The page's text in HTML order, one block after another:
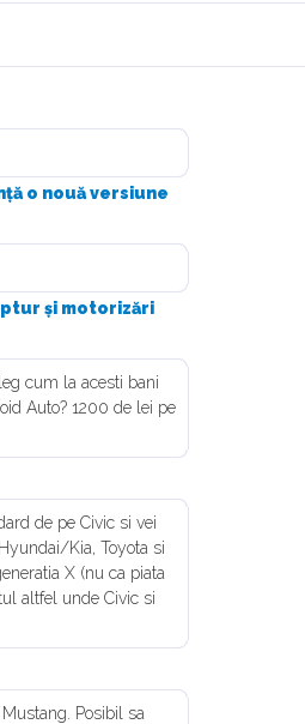
o nouă versiune
și motorizări
cum la acesti bani
Auto? 1200 de lei pe
de pe Civic si vei
Kia, Toyota si
X (nu ca piata
altfel unde Civic si
Posibil sa